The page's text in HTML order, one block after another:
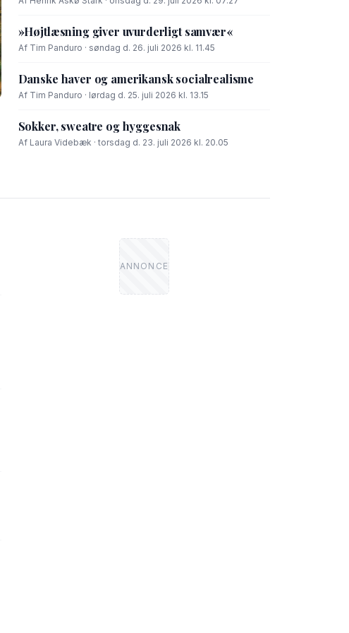
»Højtlæsning giver uvurderligt samvær«
Af Tim Panduro · søndag d. 26. juli 2026 kl. 11.45
Danske haver og amerikansk socialrealisme
Af Tim Panduro · lørdag d. 25. juli 2026 kl. 13.15
Sokker, sweatre og hyggesnak
Af Laura Videbæk · torsdag d. 23. juli 2026 kl. 20.05